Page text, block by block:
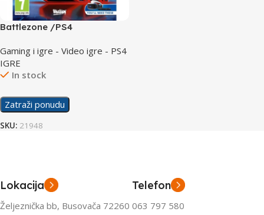
Battlezone /PS4
Gaming i igre - Video igre - PS4
IGRE
In stock
Zatraži ponudu
SKU: 21948
Lokacija
Željeznička bb, Busovača 72260
Telefon
063 797 580